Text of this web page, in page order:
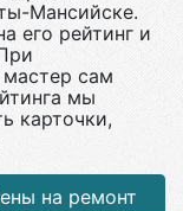
Мансийске.
его рейтинг и
мастер сам
мы
карточки,
на ремонт